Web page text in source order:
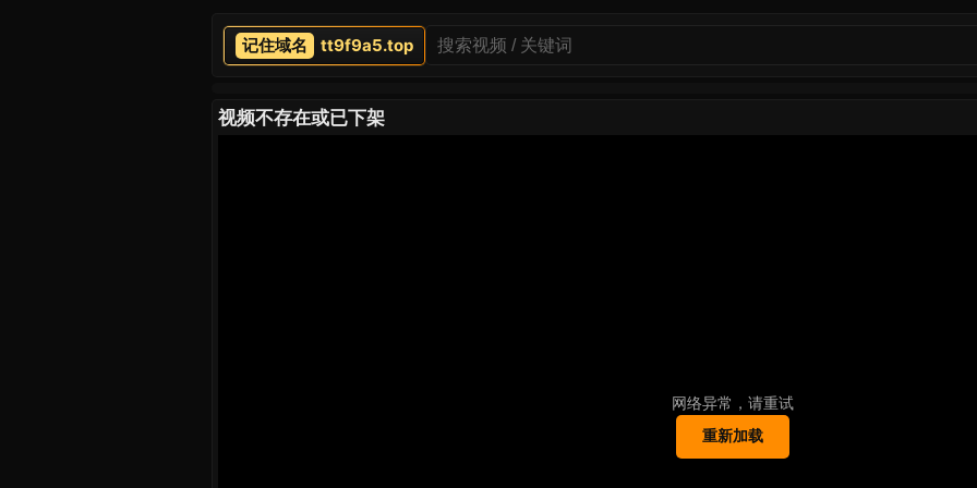
tt9f9a5.top
视频不存在或已下架
网络异常，请重试
重新加载